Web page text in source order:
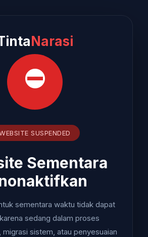
Narasi
⛔
SUSPENDED
Sementara
sementara waktu tidak dapat
sedang dalam proses
migrasi sistem, atau penyesuaian